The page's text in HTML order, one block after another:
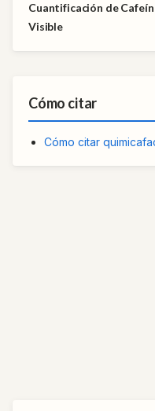
Cuantificación de
Visible
Cómo citar
Cómo citar